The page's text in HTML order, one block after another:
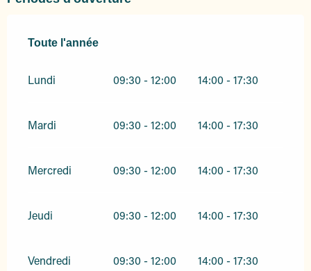
Toute l'année
Toute l'année
Lundi 09:30 - 12:00 14:00 - 17:30
Mardi 09:30 - 12:00 14:00 - 17:30
Mercredi 09:30 - 12:00 14:00 - 17:30
Jeudi 09:30 - 12:00 14:00 - 17:30
Vendredi 09:30 - 12:00 14:00 - 17:30